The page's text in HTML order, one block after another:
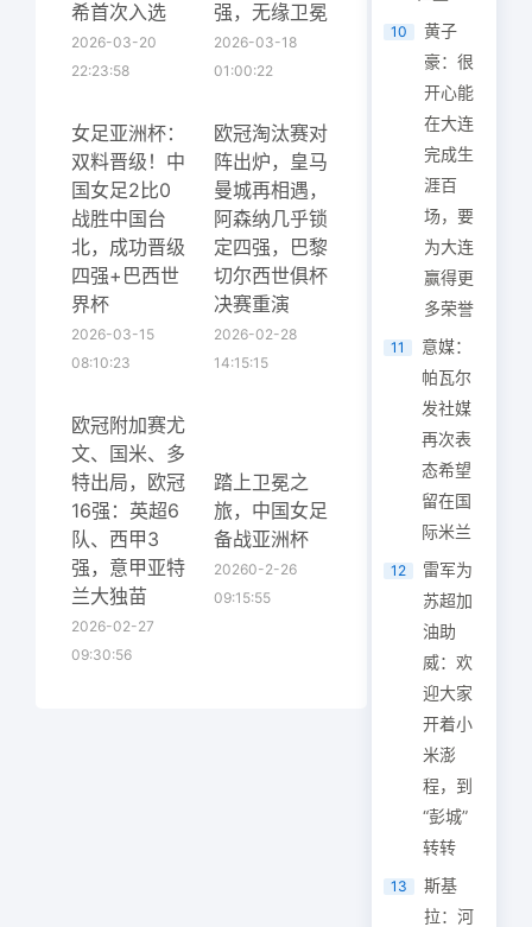
希首次入选
2026-03-20
22:23:58
强，无缘卫冕
2026-03-18
01:00:22
女足亚洲杯：
双料晋级！中
国女足2比0
战胜中国台
北，成功晋级
四强+巴西世
界杯
2026-03-15
08:10:23
欧冠淘汰赛对
阵出炉，皇马
曼城再相遇，
阿森纳几乎锁
定四强，巴黎
切尔西世俱杯
决赛重演
2026-02-28
14:15:15
欧冠附加赛尤
文、国米、多
特出局，欧冠
16强：英超6
队、西甲3
强，意甲亚特
兰大独苗
2026-02-27
09:30:56
踏上卫冕之
旅，中国女足
备战亚洲杯
20260-2-26
09:15:55
10
黄子
豪：很
开心能
在大连
完成生
涯百
场，要
为大连
赢得更
多荣誉
11
意媒：
帕瓦尔
发社媒
再次表
态希望
留在国
际米兰
12
雷军为
苏超加
油助
威：欢
迎大家
开着小
米澎
程，到
“彭城”
转转
13
斯基
拉：河